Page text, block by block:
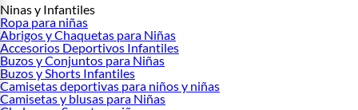
Ninas y Infantiles
Ropa para niñas
Abrigos y Chaquetas para Niñas
Accesorios Deportivos Infantiles
Buzos y Conjuntos para Niñas
Buzos y Shorts Infantiles
Camisetas deportivas para niños y niñas
Camisetas y blusas para Niñas